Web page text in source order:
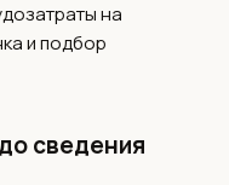
на
и подбор
сведения